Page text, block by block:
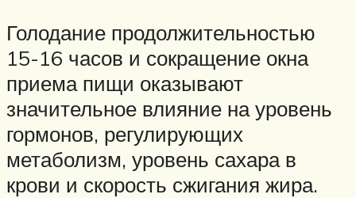
Голодание продолжительностью
15-16 часов и сокращение окна
приема пищи оказывают
значительное влияние на уровень
гормонов, регулирующих
метаболизм, уровень сахара в
крови и скорость сжигания жира.